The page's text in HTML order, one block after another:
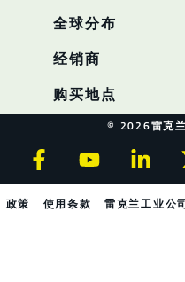
全球分布
经销商
购买地点
© 2026雷克
政策 使用条款 雷克兰工业公